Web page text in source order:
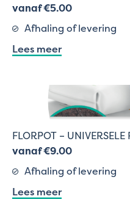
vanaf €5.00
Afhaling of levering
Lees meer
FLORPOT –
vanaf €9.00
Afhaling of levering
Lees meer